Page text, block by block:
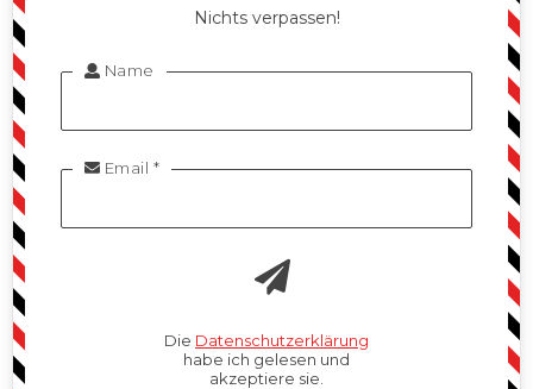
Nichts verpassen!
 Name
 Email *
Die Datenschutzerklärung
habe ich gelesen und
akzeptiere sie.